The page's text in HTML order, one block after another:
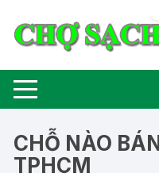
CHỖ NÀO
TPHCM